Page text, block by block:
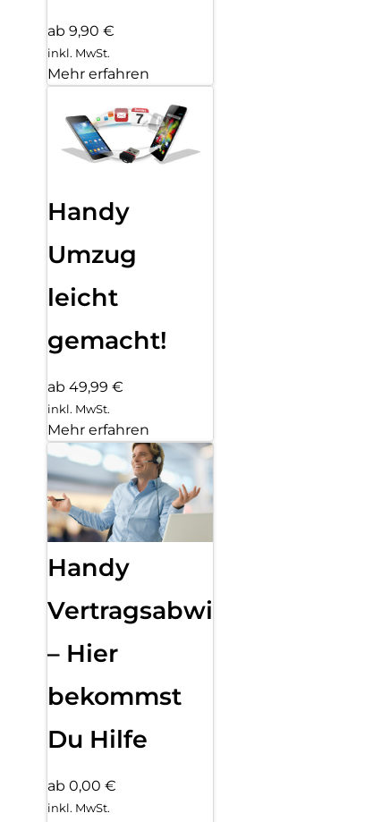
ab 9,90 €
inkl. MwSt.
Mehr erfahren
Handy
Umzug
leicht
gemacht!
ab 49,99 €
inkl. MwSt.
Mehr erfahren
Handy
Vertragsabwicklung
– Hier
bekommst
Du Hilfe
ab 0,00 €
inkl. MwSt.